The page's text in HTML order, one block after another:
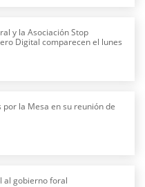
y la Asociación Stop
Digital comparecen el lunes
la Mesa en su reunión de
al gobierno foral